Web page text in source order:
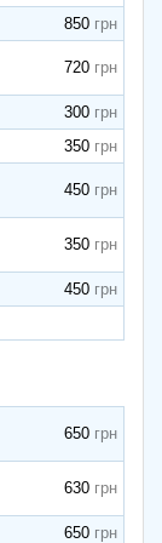
850
720
300
350
450
350
450
650
630
650